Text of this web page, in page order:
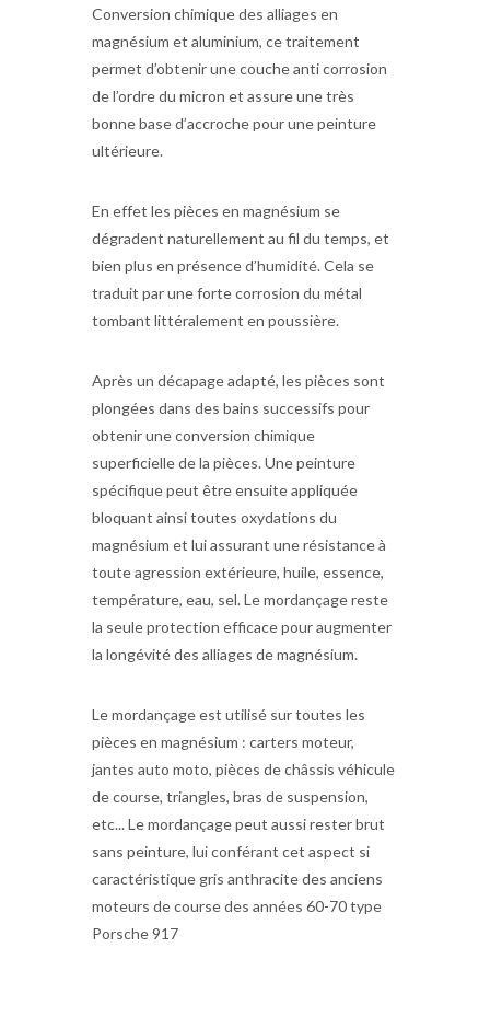
Conversion chimique des alliages en
magnésium et aluminium, ce traitement
permet d’obtenir une couche anti corrosion
de l’ordre du micron et assure une très
bonne base d’accroche pour une peinture
ultérieure.
En effet les pièces en magnésium se
dégradent naturellement au fil du temps, et
bien plus en présence d’humidité. Cela se
traduit par une forte corrosion du métal
tombant littéralement en poussière.
Après un décapage adapté, les pièces sont
plongées dans des bains successifs pour
obtenir une conversion chimique
superficielle de la pièces. Une peinture
spécifique peut être ensuite appliquée
bloquant ainsi toutes oxydations du
magnésium et lui assurant une résistance à
toute agression extérieure, huile, essence,
température, eau, sel. Le mordançage reste
la seule protection efficace pour augmenter
la longévité des alliages de magnésium.
Le mordançage est utilisé sur toutes les
pièces en magnésium : carters moteur,
jantes auto moto, pièces de châssis véhicule
de course, triangles, bras de suspension,
etc... Le mordançage peut aussi rester brut
sans peinture, lui conférant cet aspect si
caractéristique gris anthracite des anciens
moteurs de course des années 60-70 type
Porsche 917